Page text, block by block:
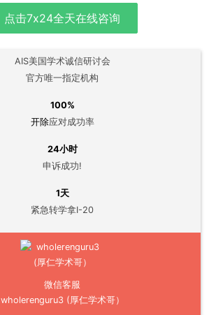
点击7x24全天在线咨询
AIS美国学术诚信研讨会
官方唯一指定机构
100%
开除应对成功率
24小时
申诉成功!
1天
紧急转学拿I-20
微信客服
wholerenguru3 (厚仁学术哥）